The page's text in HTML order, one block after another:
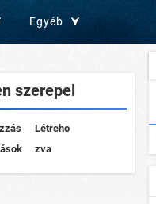
Egyéb
szerepel
Létreho
zva